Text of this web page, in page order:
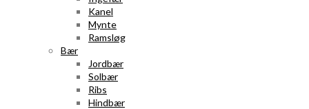
Kanel
Mynte
Ramsløg
Bær
Jordbær
Solbær
Ribs
Hindbær